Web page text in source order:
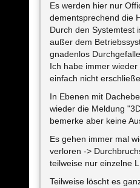
Es werden hier nur
dementsprechend die
Durch den Systemtest
außer dem
gnadenlos
Ich habe immer
einfach nicht
In Ebenen mit
wieder die Meldung
bemerke aber keine
Es gehen immer mal
verloren ->
teilweise nur einzelne
Teilweise löscht es